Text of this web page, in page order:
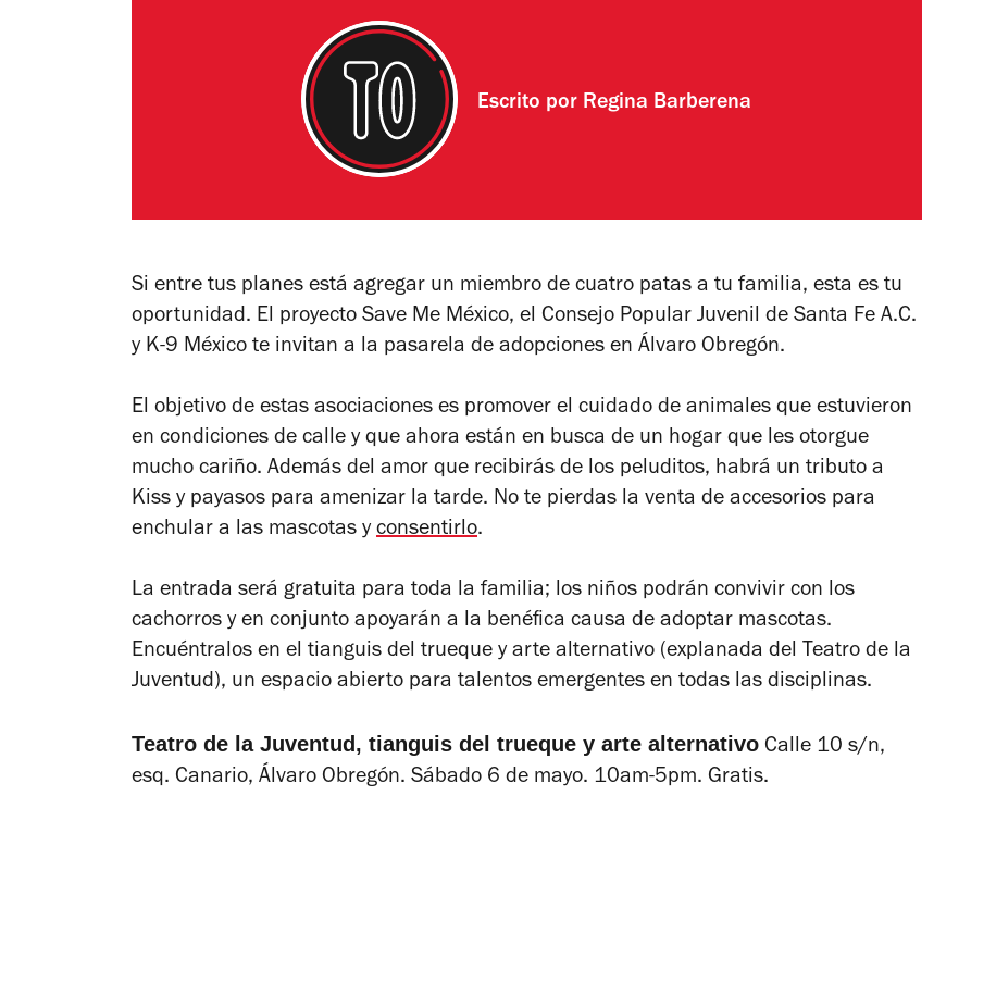
Escrito por Regina Barberena
Si entre tus planes está agregar un miembro de cuatro patas a tu familia, esta es tu
oportunidad. El proyecto Save Me México, el Consejo Popular Juvenil de Santa Fe A.C.
y K-9 México te invitan a la pasarela de adopciones en Álvaro Obregón.
El objetivo de estas asociaciones es promover el cuidado de animales que estuvieron
en condiciones de calle y que ahora están en busca de un hogar que les otorgue
mucho cariño. Además del amor que recibirás de los peluditos, habrá un tributo a
Kiss y payasos para amenizar la tarde. No te pierdas la venta de accesorios para
enchular a las mascotas y consentirlo.
La entrada será gratuita para toda la familia; los niños podrán convivir con los
cachorros y en conjunto apoyarán a la benéfica causa de adoptar mascotas.
Encuéntralos en el tianguis del trueque y arte alternativo (explanada del Teatro de la
Juventud), un espacio abierto para talentos emergentes en todas las disciplinas.
Teatro de la Juventud, tianguis del trueque y arte alternativo Calle 10 s/n,
esq. Canario, Álvaro Obregón. Sábado 6 de mayo. 10am-5pm. Gratis.